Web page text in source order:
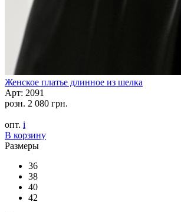
Женское платье длинное из шелка
Арт: 2091
розн. 2 080 грн.
опт. i
В корзину
Размеры
36
38
40
42